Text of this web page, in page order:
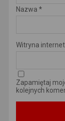
Nazwa *
Witryna
Zapamiętaj
kolejnych